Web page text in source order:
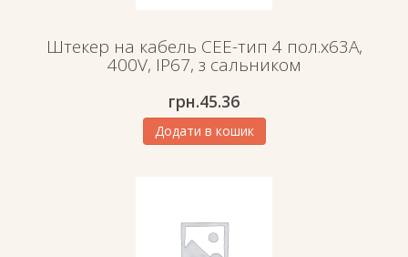
Штекер на кабель СЕЕ-тип 4 пол.х63А,
400V, IP67, з сальником
грн.45.36
Додати в кошик